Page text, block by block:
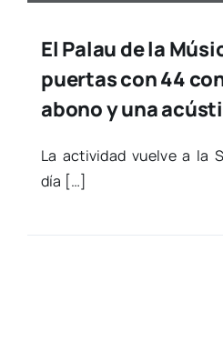
El Palau de la
puertas con 44
abono y una
La acti­vi­dad vuel­ve a la
día […]